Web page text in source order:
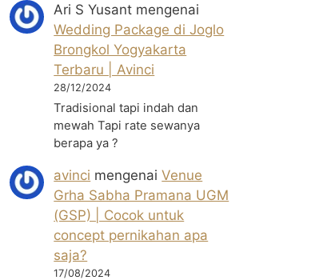
Ari S Yusant mengenai
Wedding Package di Joglo
Brongkol Yogyakarta
Terbaru | Avinci
28/12/2024
Tradisional tapi indah dan
mewah Tapi rate sewanya
berapa ya ?
avinci mengenaiVenue
Grha Sabha Pramana UGM
(GSP) | Cocok untuk
concept pernikahan apa
saja?
17/08/2024